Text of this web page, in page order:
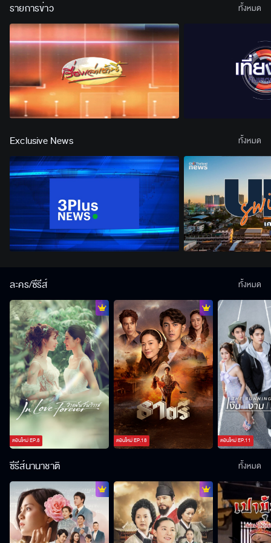
รายการข่าว ทั้งหมด
Exclusive News ทั้งหมด
ละคร/ซีรีส์
ตอนใหม่EP.8 ตอนใหม่EP.18 ตอนใหม่EP.11
ทั้งหมด
ซีรีส์นานาชาติ ทั้งหมด